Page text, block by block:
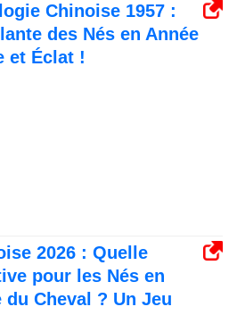
Chinoise 1957 :
des Nés en Année
et Éclat !
2026 : Quelle
pour les Nés en
du Cheval ? Un Jeu